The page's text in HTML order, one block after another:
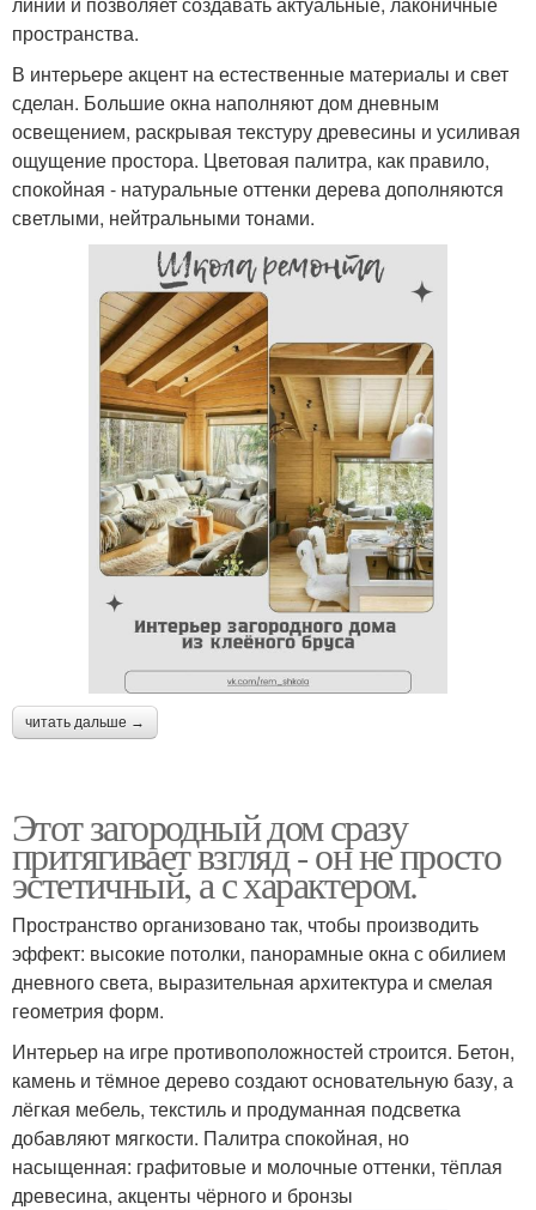
пространства.
В интерьере акцент на естественные материалы и свет
сделан. Большие окна наполняют дом дневным
освещением, раскрывая текстуру древесины и усиливая
ощущение простора. Цветовая палитра, как правило,
спокойная - натуральные оттенки дерева дополняются
светлыми, нейтральными тонами.
читать дальше →
Этот загородный дом сразу
притягивает взгляд - он не просто
эстетичный, а с характером.
Пространство организовано так, чтобы производить
эффект: высокие потолки, панорамные окна с обилием
дневного света, выразительная архитектура и смелая
геометрия форм.
Интерьер на игре противоположностей строится. Бетон,
камень и тёмное дерево создают основательную базу, а
лёгкая мебель, текстиль и продуманная подсветка
добавляют мягкости. Палитра спокойная, но
насыщенная: графитовые и молочные оттенки, тёплая
древесина, акценты чёрного и бронзы